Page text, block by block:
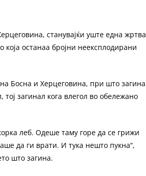
станувајќи уште една жртва
која останаа бројни неексплодирани
Босна и Херцеговина, при што загина
загинал кога влегол во обележано
леб. Одеше таму горе да се грижи
да ги врати. И тука нешто пукна“,
што загина.